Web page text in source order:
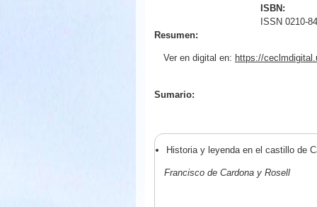
ISBN:
ISSN 0210-
Resumen:
Ver en digital en: https://
Sumario:
Historia y leyenda en el castillo de
Francisco de Cardona y Rosell